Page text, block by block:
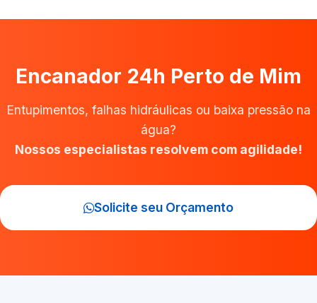
Encanador 24h Perto de Mim
Entupimentos, falhas hidráulicas ou baixa pressão na
água?
Nossos especialistas resolvem com agilidade!
Solicite seu Orçamento